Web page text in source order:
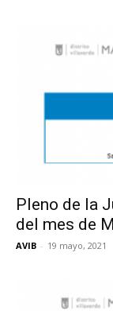
Pleno de la
del mes de
AVIB - 19 mayo, 2021